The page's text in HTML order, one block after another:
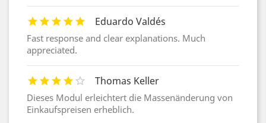
Eduardo Valdés
Fast response and clear explanations. Much
appreciated.
Thomas Keller
Dieses Modul erleichtert die Massenänderung von
Einkaufspreisen erheblich.